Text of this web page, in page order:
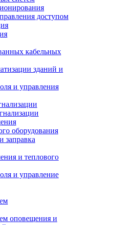
доступом
кабельных
зданий и
и управления
оборудования
заправка
и теплового
и управление
оповещения и